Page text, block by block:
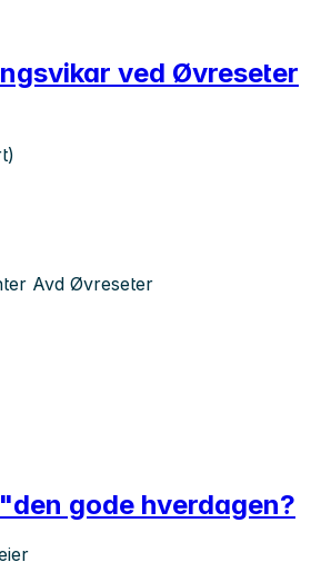
ved Øvreseter
Avd Øvreseter
gode hverdagen?